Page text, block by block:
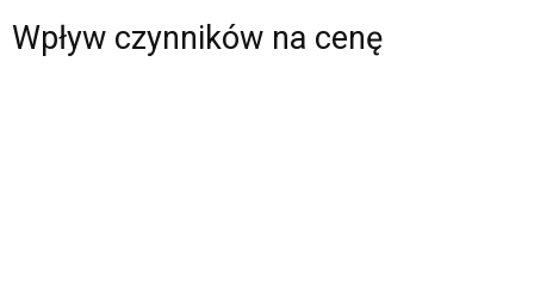
Wpływ czynników na cenę